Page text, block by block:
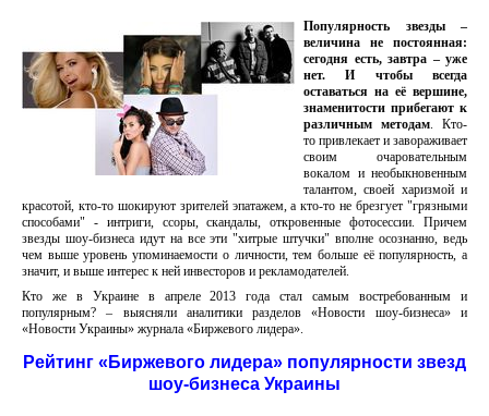
Популярность звезды –
величина не постоянная:
сегодня есть, завтра – уже
нет. И чтобы всегда
оставаться на её вершине,
знаменитости прибегают к
различным методам. Кто-
то привлекает и завораживает
своим очаровательным
вокалом и необыкновенным
талантом, своей харизмой и
красотой, кто-то шокируют зрителей эпатажем, а кто-то не брезгует "грязными
способами" - интриги, ссоры, скандалы, откровенные фотосессии. Причем
звезды шоу-бизнеса идут на все эти "хитрые штучки" вполне осознанно, ведь
чем выше уровень упоминаемости о личности, тем больше её популярность, а
значит, и выше интерес к ней инвесторов и рекламодателей.
Кто же в Украине в апреле 2013 года стал самым востребованным и
популярным? – выясняли аналитики разделов «Новости шоу-бизнеса» и
«Новости Украины» журнала «Биржевого лидера».
Рейтинг «Биржевого лидера» популярности звезд
шоу-бизнеса Украины